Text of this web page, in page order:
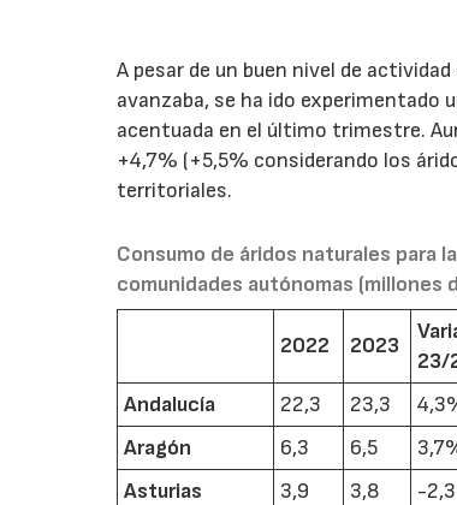
A pesar de un buen nivel de
avanzaba, se ha ido experimentado
acentuada en el último trimestre.
+4,7% (+5,5% considerando los
territoriales.
Consumo de áridos naturales para
comunidades autónomas (millones
2022 2023
23/
Andalucía
22,3 23,3
Aragón
6,3 6,5
Asturias
3,9 3,8 -